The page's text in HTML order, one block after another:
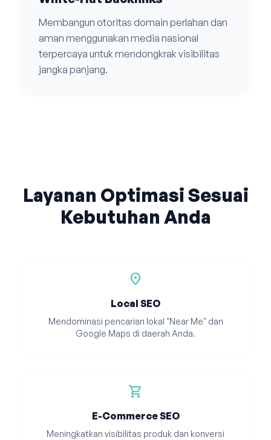
Membangun otoritas domain perlahan dan
aman menggunakan media nasional
terpercaya untuk mendongkrak visibilitas
jangka panjang.
Layanan Optimasi Sesuai
Kebutuhan Anda
location_on
Local SEO
Mendominasi pencarian lokal "Near Me" dan
Google Maps di daerah Anda.
shopping_cart
E-Commerce SEO
Meningkatkan visibilitas produk dan konversi